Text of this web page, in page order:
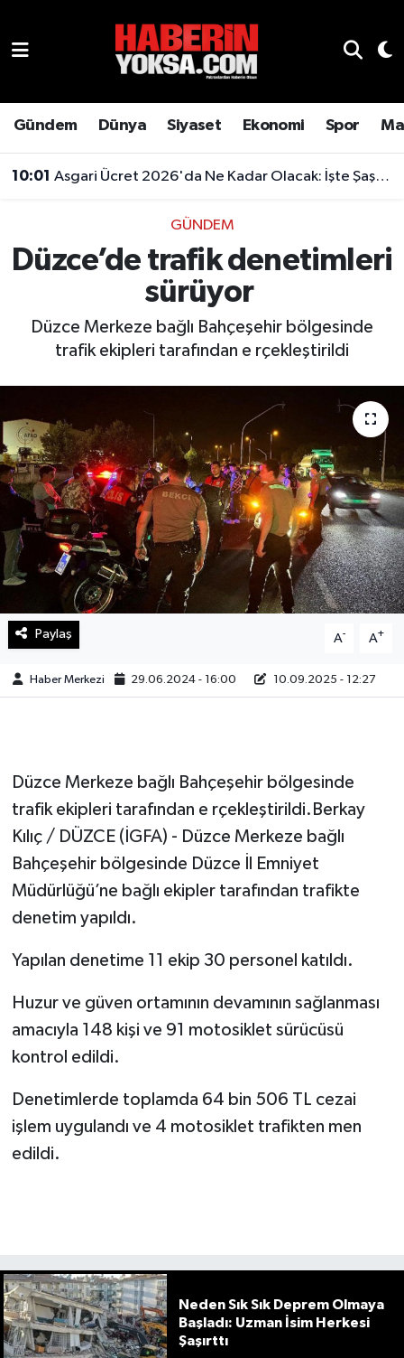
Gündem Dünya Siyaset Ekonomi Spor
10:01 Asgari Ücret 2026'da Ne Kadar Olacak: İşte Şaşırtan Rakam
GÜNDEM
Düzce’de trafik denetimleri
sürüyor
Düzce Merkeze bağlı Bahçeşehir bölgesinde
trafik ekipleri tarafından e rçekleştirildi
Paylaş A- A+
Haber Merkezi 29.06.2024 - 16:00 10.09.2025 - 12:27
Düzce Merkeze bağlı Bahçeşehir bölgesinde
trafik ekipleri tarafından e rçekleştirildi.Berkay
Kılıç / DÜZCE (İGFA) - Düzce Merkeze bağlı
Bahçeşehir bölgesinde Düzce İl Emniyet
Müdürlüğü’ne bağlı ekipler tarafından trafikte
denetim yapıldı.
Yapılan denetime 11 ekip 30 personel katıldı.
Huzur ve güven ortamının devamının sağlanması
amacıyla 148 kişi ve 91 motosiklet sürücüsü
kontrol edildi.
Denetimlerde toplamda 64 bin 506 TL cezai
işlem uygulandı ve 4 motosiklet trafikten men
edildi.
Neden Sık Sık Deprem Olmaya
Başladı: Uzman İsim Herkesi
Şaşırttı
Genel
Magazin
Otomobil
Sağlık
Teknoloji
Yaşam
Hava Durumu
Son Dakika Haberleri